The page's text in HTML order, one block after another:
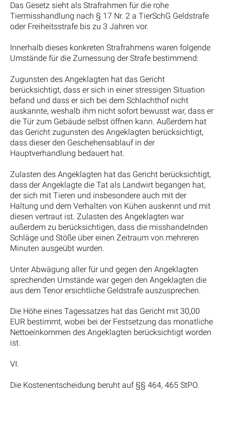
Das Gesetz sieht als Strafrahmen für die rohe
Tiermisshandlung nach § 17 Nr. 2 a TierSchG Geldstrafe
oder Freiheitsstrafe bis zu 3 Jahren vor.
Innerhalb dieses konkreten Strafrahmens waren folgende
Umstände für die Zumessung der Strafe bestimmend:
Zugunsten des Angeklagten hat das Gericht
berücksichtigt, dass er sich in einer stressigen Situation
befand und dass er sich bei dem Schlachthof nicht
auskannte, weshalb ihm nicht sofort bewusst war, dass er
die Tür zum Gebäude selbst öffnen kann. Außerdem hat
das Gericht zugunsten des Angeklagten berücksichtigt,
dass dieser den Geschehensablauf in der
Hauptverhandlung bedauert hat.
Zulasten des Angeklagten hat das Gericht berücksichtigt,
dass der Angeklagte die Tat als Landwirt begangen hat,
der sich mit Tieren und insbesondere auch mit der
Haltung und dem Verhalten von Kühen auskennt und mit
diesen vertraut ist. Zulasten des Angeklagten war
außerdem zu berücksichtigen, dass die misshandelnden
Schläge und Stöße über einen Zeitraum von mehreren
Minuten ausgeübt wurden.
Unter Abwägung aller für und gegen den Angeklagten
sprechenden Umstände war gegen den Angeklagten die
aus dem Tenor ersichtliche Geldstrafe auszusprechen.
Die Höhe eines Tagessatzes hat das Gericht mit 30,00
EUR bestimmt, wobei bei der Festsetzung das monatliche
Nettoeinkommen des Angeklagten berücksichtigt worden
ist.
VI.
Die Kostenentscheidung beruht auf §§ 464, 465 StPO.